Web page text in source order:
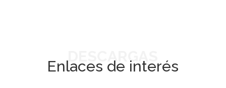
DESCARGAS
Enlaces de interés